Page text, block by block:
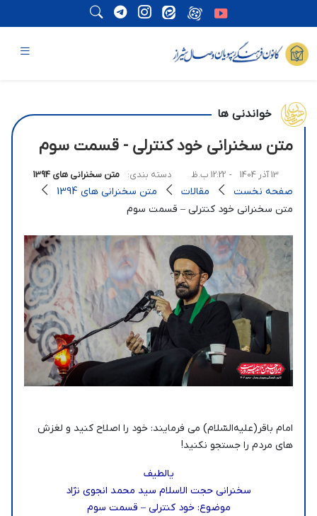
خواندنی ها
متن سخنرانی خود کنترلی - قسمت سوم
13 آذر 1404 - 12:22 ب.ظ دسته بندی: متن سخنرانی های 1394
صفحه نخست مقالات
متن سخنرانی های 1394
متن سخنرانی خود کنترلی – قسمت سوم
امام باقر(علیه‌السّلام) می فرمایند: خود را اصلاح کنید و لغزش
های مردم را جستجو نکنید!
یالطیف
سخنرانی‌ حجت الاسلام سید محمد انجوی نژاد
موضوع: خود کنترلی – قسمت سوم